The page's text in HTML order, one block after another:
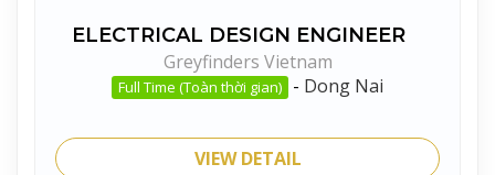
ELECTRICAL DESIGN ENGINEER
Greyfinders Vietnam
Full Time (Toàn thời gian) - Dong Nai
VIEW DETAIL